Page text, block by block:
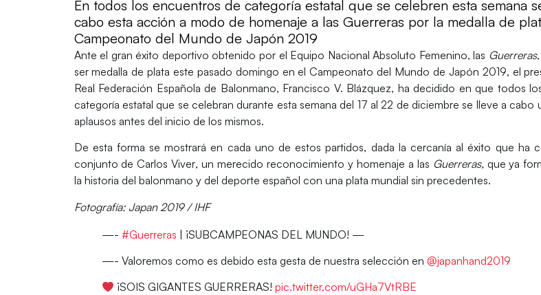
En todos los encuentros de categoría estatal que se celebren esta semana
cabo esta acción a modo de homenaje a las Guerreras por la medalla de
Campeonato del Mundo de Japón 2019
Ante el gran éxito deportivo obtenido por el Equipo Nacional Absoluto Femenino, las Guerreras
sermedalla de plata este pasado domingo en elCampeonato del Mundo de Japón 2019, el
Real Federación Española de Balonmano, Francisco V. Blázquez, ha decidido en que todos
categoría estatalque se celebran durante esta semana del 17 al 22 de diciembre se lleve a cabo
aplausos antes del inicio de los mismos.
De esta forma se mostrará en cada uno de estos partidos, dada la cercanía al éxito que ha
conjunto deCarlos Viver, un merecido reconocimiento y homenaje a las Guerreras, que ya
la historia del balonmano y del deporte español con una plata mundial sin precedentes.
Fotografía: Japan 2019 / IHF
—- #Guerreras | ¡SUBCAMPEONAS DEL MUNDO! —
—- Valoremos como es debido esta gesta de nuestra selección en @japanhand2019
¡SOIS GIGANTES GUERRERAS! pic.twitter.com/uGHa7VtRBE